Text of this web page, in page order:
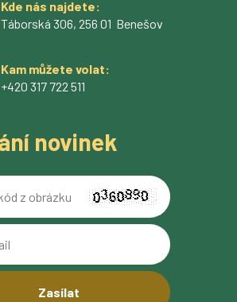
Kde nás najdete:
Táborská 306, 256 01 Benešov
Kam můžete volat:
+420 317 722 511
novinek